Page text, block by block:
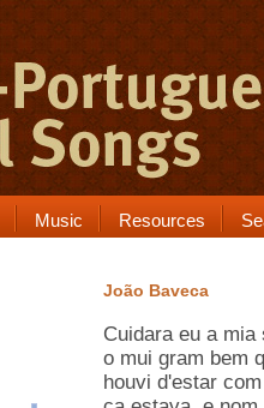
Music Resources
João Baveca
Cuidara eu a mia
o mui gram bem
houvi d'estar